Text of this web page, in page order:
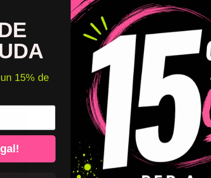
Carta de Colors
Garanties Starstick
Afageix un nom personalitzat
Col·locació
15% de